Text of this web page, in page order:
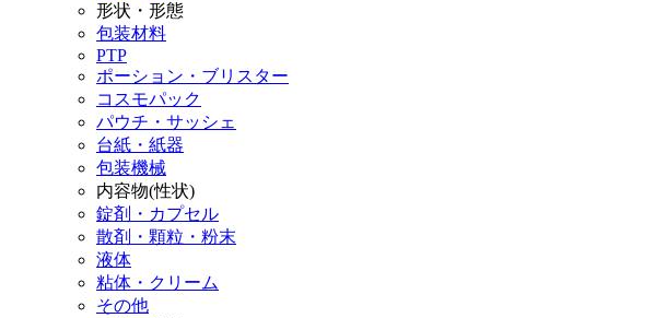
形状・形態
包装材料
PTP
ポーション・ブリスター
コスモパック
パウチ・サッシェ
台紙・紙器
包装機械
内容物(性状)
錠剤・カプセル
散剤・顆粒・粉末
液体
粘体・クリーム
その他